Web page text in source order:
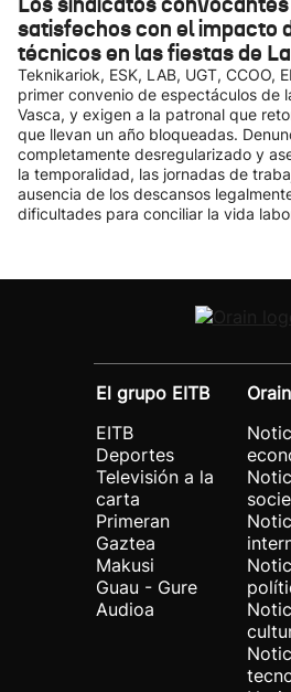
satisfechos con el impacto
técnicos en las fiestas de
Teknikariok, ESK, LAB, UGT, CCOO,
primer convenio de espectáculos de
Vasca, y exigen a la patronal que
que llevan un año bloqueadas.
completamente desregularizado y
la temporalidad, las jornadas de
ausencia de los descansos
dificultades para conciliar la vida
El grupo EITB
EITB
Deportes
Televisión a la
carta
Primeran
Gaztea
Makusi
Guau - Gure
Audioa
Orain